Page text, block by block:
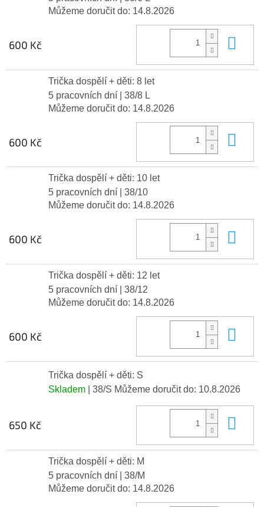
Můžeme doručit do: 14.8.2026
600 Kč
Trička dospělí + děti: 8 let
5 pracovních dní
| 38/8 L
Můžeme doručit do: 14.8.2026
600 Kč
Trička dospělí + děti: 10 let
5 pracovních dní
| 38/10
Můžeme doručit do: 14.8.2026
600 Kč
Trička dospělí + děti: 12 let
5 pracovních dní
| 38/12
Můžeme doručit do: 14.8.2026
600 Kč
Trička dospělí + děti: S
Skladem
| 38/S Můžeme doručit do: 10.8.2026
650 Kč
Trička dospělí + děti: M
5 pracovních dní
| 38/M
Můžeme doručit do: 14.8.2026